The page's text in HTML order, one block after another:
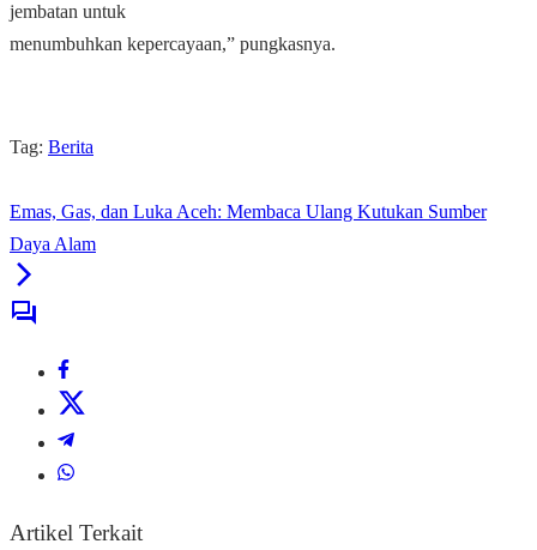
jembatan untuk
menumbuhkan kepercayaan,” pungkasnya.
Tag: Berita
Emas, Gas, dan Luka Aceh: Membaca Ulang Kutukan Sumber
Daya Alam
Artikel Terkait